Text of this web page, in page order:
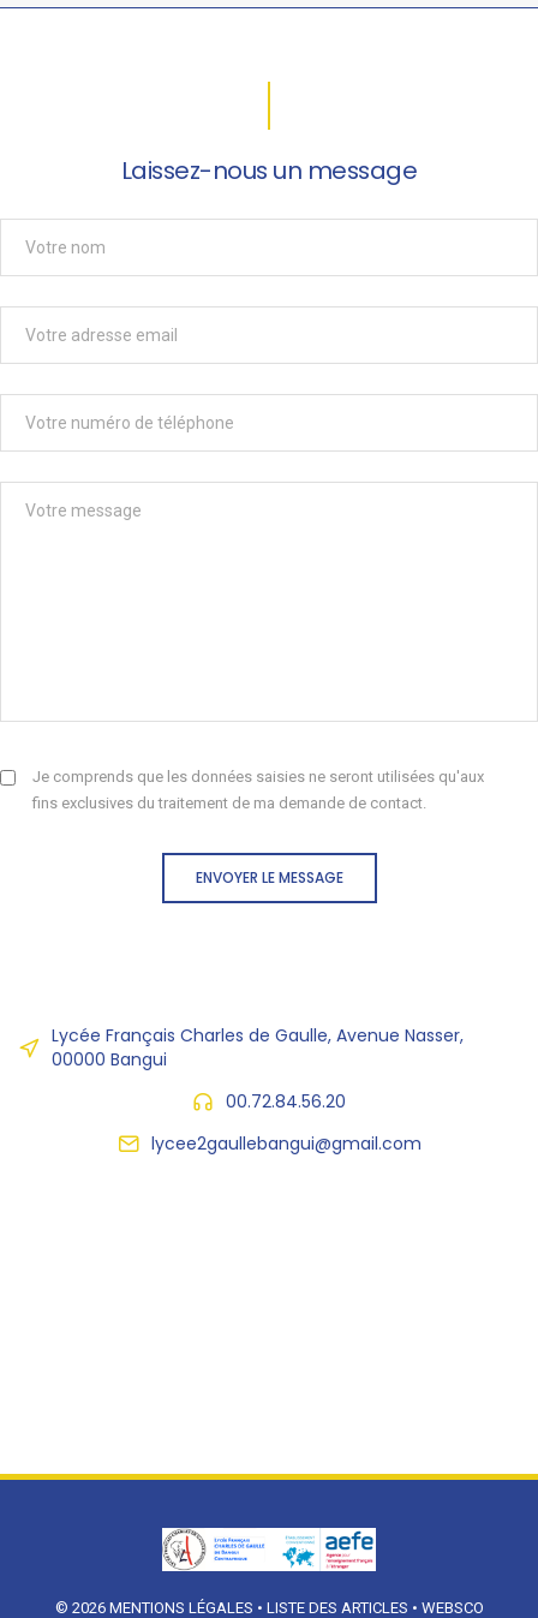
Laissez-nous un message
Je comprends que les données saisies ne seront utilisées qu'aux
fins exclusives du traitement de ma demande de contact.
ENVOYER LE MESSAGE
Lycée Français Charles de Gaulle, Avenue Nasser,
00000 Bangui
00.72.84.56.20
lycee2gaullebangui@gmail.com
© 2026 MENTIONS LÉGALES • LISTE DES ARTICLES • WEBSCO